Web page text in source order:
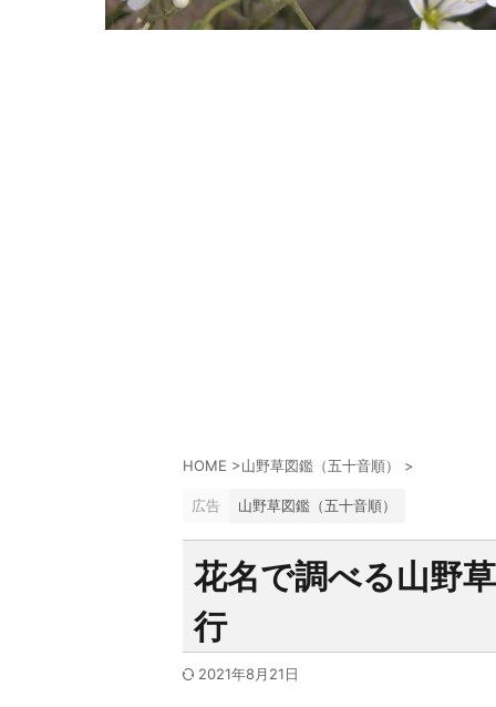
HOME >山野草図鑑（五十音順） >
広告 山野草図鑑（五十音順）
花名で調べる山野
行
2021年8月21日